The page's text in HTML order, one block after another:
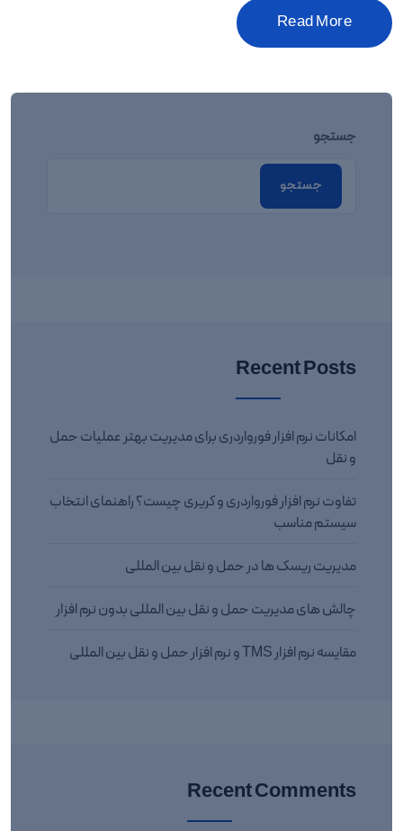
Read More
جستجو
جستجو
Recent Posts
امکانات نرم افزار فورواردری برای مدیریت بهتر عملیات حمل
و نقل
تفاوت نرم افزار فورواردری و کریری چیست؟ راهنمای انتخاب
سیستم مناسب
مدیریت ریسک ها در حمل و نقل بین المللی
چالش های مدیریت حمل و نقل بین المللی بدون نرم افزار
مقایسه نرم افزار TMS و نرم افزار حمل و نقل بین المللی
Recent Comments